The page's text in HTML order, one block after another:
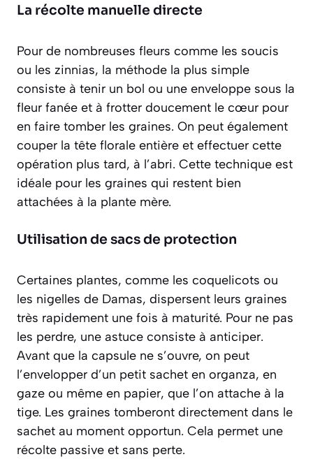
La récolte manuelle directe
Pour de nombreuses fleurs comme les soucis
ou les zinnias, la méthode la plus simple
consiste à tenir un bol ou une enveloppe sous la
fleur fanée et à frotter doucement le cœur pour
en faire tomber les graines. On peut également
couper la tête florale entière et effectuer cette
opération plus tard, à l’abri. Cette technique est
idéale pour les graines qui restent bien
attachées à la plante mère.
Utilisation de sacs de protection
Certaines plantes, comme les coquelicots ou
les nigelles de Damas, dispersent leurs graines
très rapidement une fois à maturité. Pour ne pas
les perdre, une astuce consiste à anticiper.
Avant que la capsule ne s’ouvre, on peut
l’envelopper d’un petit sachet en organza, en
gaze ou même en papier, que l’on attache à la
tige. Les graines tomberont directement dans le
sachet au moment opportun. Cela permet une
récolte passive et sans perte.